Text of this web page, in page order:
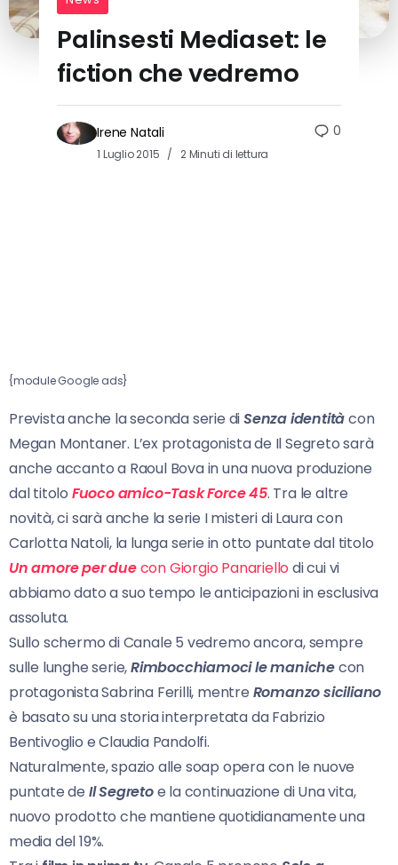
Palinsesti Mediaset: le
fiction che vedremo
Irene Natali
1 Luglio 2015 2 Minuti di lettura
0
{module Google ads}
Prevista anche la seconda serie diSenza identitàcon
Megan Montaner. L’ex protagonista de Il Segreto sarà
anche accanto a Raoul Bova in una nuova produzione
dal titolo Fuoco amico-Task Force 45. Tra le altre
novità, ci sarà anche la serie I misteri di Laura con
Carlotta Natoli, la lunga serie in otto puntate dal titolo
Un amore per duecon Giorgio Panariellodi cui vi
abbiamo dato a suo tempo le anticipazioni in esclusiva
assoluta.
Sullo schermo di Canale 5 vedremo ancora, sempre
sulle lunghe serie,Rimbocchiamoci le manichecon
protagonista Sabrina Ferilli, mentre Romanzo siciliano
è basato su una storia interpretata da Fabrizio
Bentivoglio e Claudia Pandolfi.
Naturalmente, spazio alle soap opera con le nuove
puntate de Il Segretoe la continuazione di Una vita,
nuovo prodotto che mantiene quotidianamente una
media del 19%.